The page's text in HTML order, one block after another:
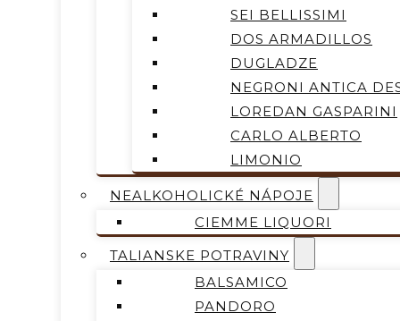
SEI BELLISSIMI
DOS ARMADILLOS
DUGLADZE
NEGRONI ANTICA
LOREDAN GASPARINI
CARLO ALBERTO
LIMONIO
NEALKOHOLICKÉ NÁPOJE
CIEMME LIQUORI
TALIANSKE POTRAVINY
BALSAMICO
PANDORO